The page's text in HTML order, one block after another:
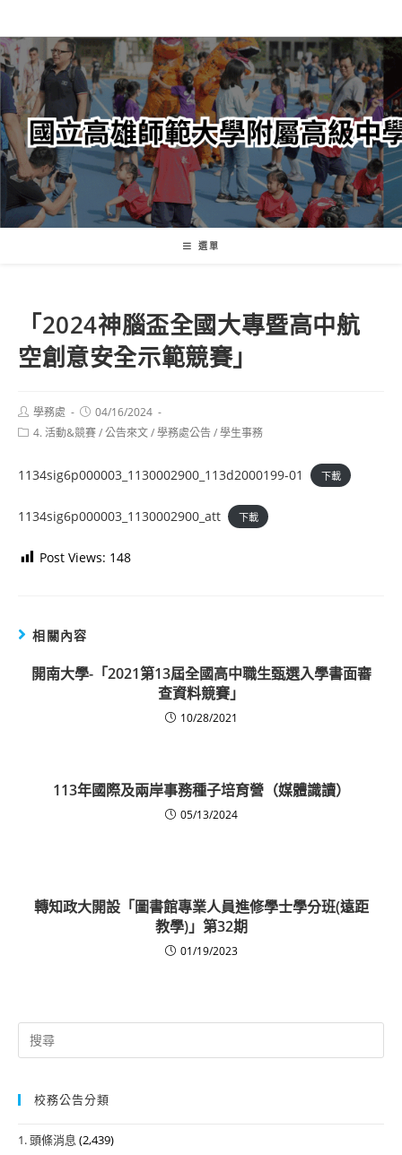
轉
至
主
內
容
選單
「2024神腦盃全國大專暨高中航
空創意安全示範競賽」
Post
author:
學務處
Post
published:
04/16/2024
Post4. 活動&競賽/公告來文/學務處公告/學生事務
1134sig6p000003_1130002900_113d2000199-01 下載
1134sig6p000003_1130002900_att 下載
Post Views: 148
相關內容
開南大學-「2021第13屆全國高中職生甄選入學書面審
查資料競賽」
10/28/2021
113年國際及兩岸事務種子培育營（媒體識讀）
05/13/2024
轉知政大開設「圖書館專業人員進修學士學分班(遠距
教學)」第32期
01/19/2023
Search
for:
校務公告分類
1. 頭條消息 (2,439)